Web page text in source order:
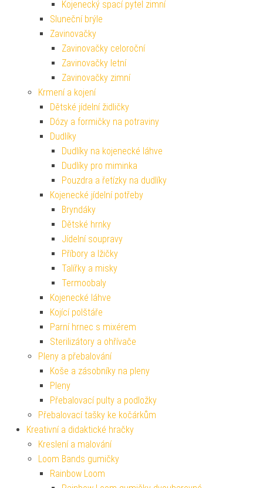
Kojenecký spací pytel zimní
Sluneční brýle
Zavinovačky
Zavinovačky celoroční
Zavinovačky letní
Zavinovačky zimní
Krmení a kojení
Dětské jídelní židličky
Dózy a formičky na potraviny
Dudlíky
Dudlíky na kojenecké láhve
Dudlíky pro miminka
Pouzdra a řetízky na dudlíky
Kojenecké jídelní potřeby
Bryndáky
Dětské hrnky
Jídelní soupravy
Příbory a lžičky
Talířky a misky
Termoobaly
Kojenecké láhve
Kojící polštáře
Parní hrnec s mixérem
Sterilizátory a ohřívače
Pleny a přebalování
Koše a zásobníky na pleny
Pleny
Přebalovací pulty a podložky
Přebalovací tašky ke kočárkům
Kreativní a didaktické hračky
Kreslení a malování
Loom Bands gumičky
Rainbow Loom